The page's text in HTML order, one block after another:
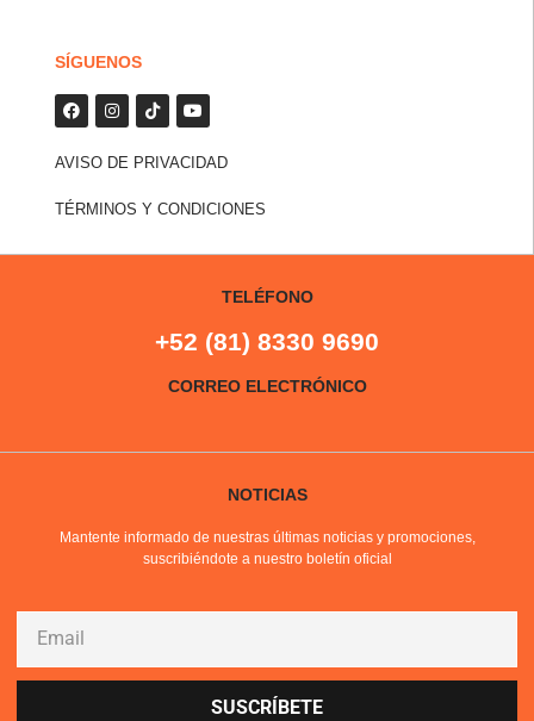
SÍGUENOS
AVISO DE PRIVACIDAD
TÉRMINOS Y CONDICIONES
TELÉFONO
+52 (81) 8330 9690
CORREO ELECTRÓNICO
NOTICIAS
Mantente informado de nuestras últimas noticias y promociones,
suscribiéndote a nuestro boletín oficial
SUSCRÍBETE